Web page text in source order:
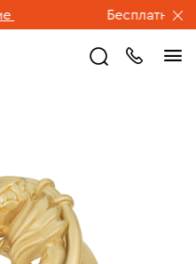
Бесплатная